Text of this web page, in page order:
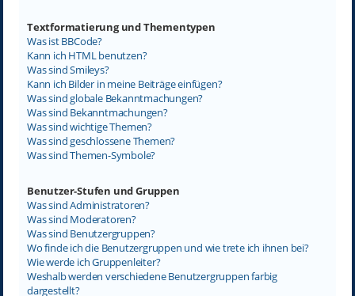
Textformatierung und Thementypen
Was ist BBCode?
Kann ich HTML benutzen?
Was sind Smileys?
Kann ich Bilder in meine Beiträge einfügen?
Was sind globale Bekanntmachungen?
Was sind Bekanntmachungen?
Was sind wichtige Themen?
Was sind geschlossene Themen?
Was sind Themen-Symbole?
Benutzer-Stufen und Gruppen
Was sind Administratoren?
Was sind Moderatoren?
Was sind Benutzergruppen?
Wo finde ich die Benutzergruppen und wie trete ich ihnen bei?
Wie werde ich Gruppenleiter?
Weshalb werden verschiedene Benutzergruppen farbig
dargestellt?